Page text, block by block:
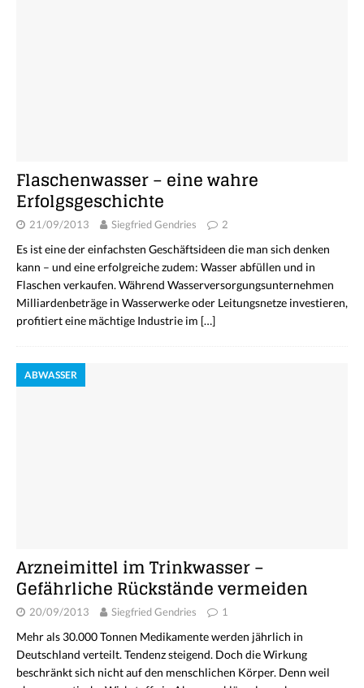
Flaschenwasser – eine wahre
Erfolgsgeschichte
21/09/2013 Siegfried Gendries 2
Es ist eine der einfachsten Geschäftsideen die man sich denken
kann – und eine erfolgreiche zudem: Wasser abfüllen und in
Flaschen verkaufen. Während Wasserversorgungsunternehmen
Milliardenbeträge in Wasserwerke oder Leitungsnetze investieren,
profitiert eine mächtige Industrie im […]
ABWASSER
Arzneimittel im Trinkwasser –
Gefährliche Rückstände vermeiden
20/09/2013 Siegfried Gendries 1
Mehr als 30.000 Tonnen Medikamente werden jährlich in
Deutschland verteilt. Tendenz steigend. Doch die Wirkung
beschränkt sich nicht auf den menschlichen Körper. Denn weil